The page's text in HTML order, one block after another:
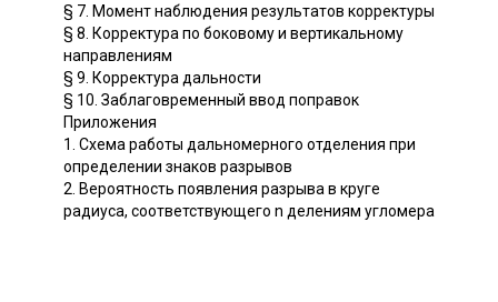
§ 7. Момент наблюдения результатов корректуры
§ 8. Корректура по боковому и вертикальному
направлениям
§ 9. Корректура дальности
§ 10. Заблаговременный ввод поправок
Приложения
1. Схема работы дальномерного отделения при
определении знаков разрывов
2. Вероятность появления разрыва в круге
радиуса, соответствующего n делениям угломера